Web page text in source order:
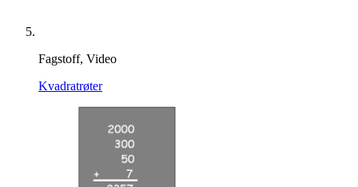
Fagstoff, Video
Kvadratrøter